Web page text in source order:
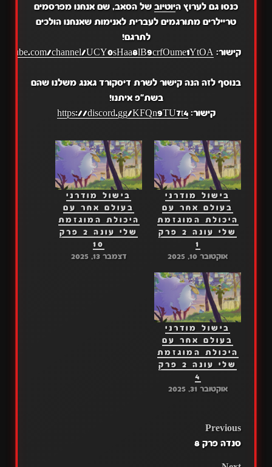
כנסו גם לערוץ היוטיובשל הסאב, שם אנחנו מפרסמים
טריילרים מתורגמים לעברית לאנימות שאנחנו הולכים
לתרגם!
קישור: channel/UCY0sHaa8lB9crfOume1YtOA
בנוסף לזה הנה קישור לשרת דיסקורד גאנג משלנו שהם
בשת"פ איתנו!
קישור:https://discord.gg/KFQn9TU7t4
בישול מודרני
בעולם אחר עם
היכולת המוגזמת
שלי עונה 2 פרק
1
אוקטובר 10, 2025
בישול מודרני
בעולם אחר עם
היכולת המוגזמת
שלי עונה 2 פרק
10
דצמבר 13, 2025
בישול מודרני
בעולם אחר עם
היכולת המוגזמת
שלי עונה 2 פרק
4
אוקטובר 31, 2025
POST
Previous
סנדה פרק 8